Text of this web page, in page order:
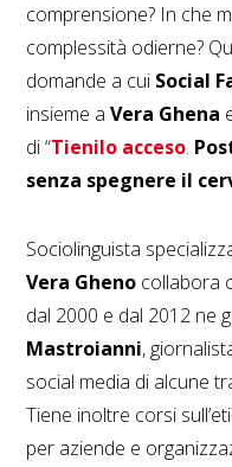
comprensione? In che
complessità odierne?
domande a cui Social
insieme aVera Ghena
di “Tienilo acceso.
senza spegnere il
Sociolinguista
Vera Gheno collabora
dal 2000 e dal 2012 ne
Mastroianni,
social media di alcune
Tiene inoltre corsi
per aziende e